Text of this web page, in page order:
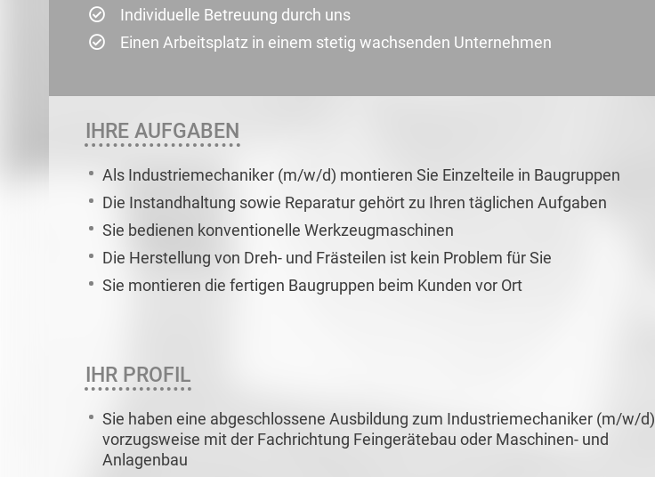
Individuelle Betreuung durch uns
Einen Arbeitsplatz in einem stetig wachsenden Unternehmen
IHRE AUFGABEN
Als Industriemechaniker (m/w/d) montieren Sie Einzelteile in Baugruppen
Die Instandhaltung sowie Reparatur gehört zu Ihren täglichen Aufgaben
Sie bedienen konventionelle Werkzeugmaschinen
Die Herstellung von Dreh- und Frästeilen ist kein Problem für Sie
Sie montieren die fertigen Baugruppen beim Kunden vor Ort
IHR PROFIL
Sie haben eine abgeschlossene Ausbildung zum Industriemechaniker (m/w/d)
vorzugsweise mit der Fachrichtung Feingerätebau oder Maschinen- und
Anlagenbau